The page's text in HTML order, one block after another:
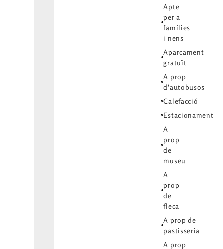
Apte
per a
famílies
i nens
Aparcament
gratuït
A prop
d'autobusos
Calefacció
Estacionament
A
prop
de
museu
A
prop
de
fleca
A prop de
pastisseria
A prop